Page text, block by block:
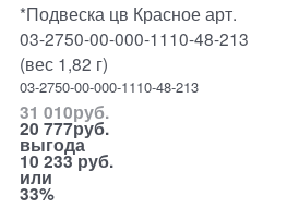
*Подвеска цв Красное арт.
03-2750-00-000-1110-48-213
(вес 1,82 г)
03-2750-00-000-1110-48-213
31 010руб.
20 777руб.
выгода
10 233 руб.
или
33%